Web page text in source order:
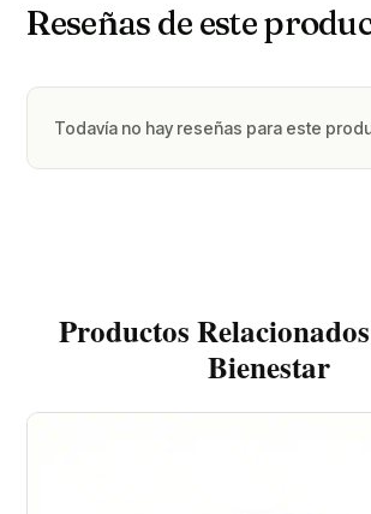
Reseñas de este
Todavía no hay reseñas para este
Productos
Bienestar